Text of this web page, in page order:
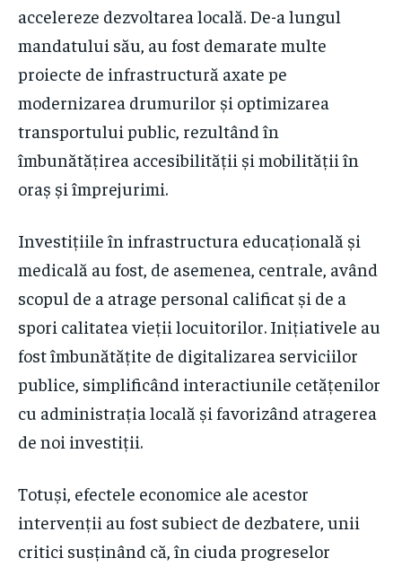
accelereze dezvoltarea locală. De-a lungul
mandatului său, au fost demarate multe
proiecte de infrastructură axate pe
modernizarea drumurilor și optimizarea
transportului public, rezultând în
îmbunătățirea accesibilității și mobilității în
oraș și împrejurimi.
Investițiile în infrastructura educațională și
medicală au fost, de asemenea, centrale, având
scopul de a atrage personal calificat și de a
spori calitatea vieții locuitorilor. Inițiativele au
fost îmbunătățite de digitalizarea serviciilor
publice, simplificând interactiunile cetățenilor
cu administrația locală și favorizând atragerea
de noi investiții.
Totuși, efectele economice ale acestor
intervenții au fost subiect de dezbatere, unii
critici susținând că, în ciuda progreselor